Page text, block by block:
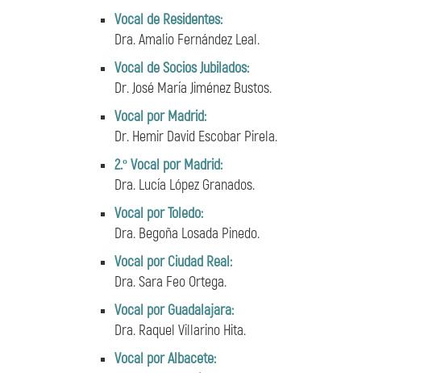
Vocal de Residentes:
Dra. Amalio Fernández Leal.
Vocal de Socios Jubilados:
Dr. José María Jiménez Bustos.
Vocal por Madrid:
Dr. Hemir David Escobar Pirela.
2.º Vocal por Madrid:
Dra. Lucía López Granados.
Vocal por Toledo:
Dra. Begoña Losada Pinedo.
Vocal por Ciudad Real:
Dra. Sara Feo Ortega.
Vocal por Guadalajara:
Dra. Raquel Villarino Hita.
Vocal por Albacete: